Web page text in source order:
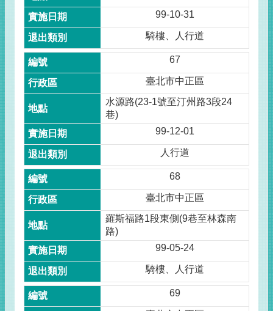
99-10-31
騎樓、人行道
67
臺北市中正區
水源路(23-1號至汀州路3段24
巷)
99-12-01
人行道
68
臺北市中正區
羅斯福路1段東側(9巷至林森南
路)
99-05-24
騎樓、人行道
69